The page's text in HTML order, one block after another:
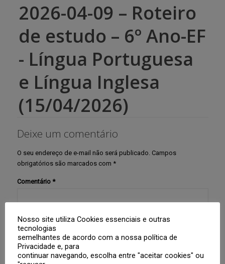
2026-04-09 – Roteiro
de estudo – 6º Ano-EF
- Língua Portuguesa
e Língua Inglesa
(15/04/2026)
Deixe um comentário
O seu endereço de e-mail não será publicado. Campos
obrigatórios são marcados com *
Comentário *
Nosso site utiliza Cookies essenciais e outras
tecnologias
semelhantes de acordo com a nossa política de
Privacidade e, para
continuar navegando, escolha entre "aceitar cookies" ou